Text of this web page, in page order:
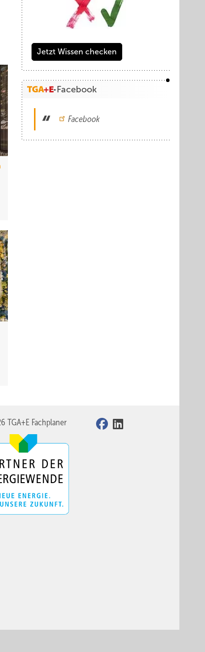
Jetzt Wissen checken
Facebook
Facebook
TGA+E Fachplaner